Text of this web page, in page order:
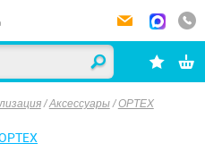
/Аксессуары /OPTEX